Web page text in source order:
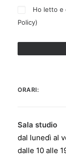
Ho letto e
Policy)
ORARI:
Sala studio
dal lunedì al
dalle 10 alle